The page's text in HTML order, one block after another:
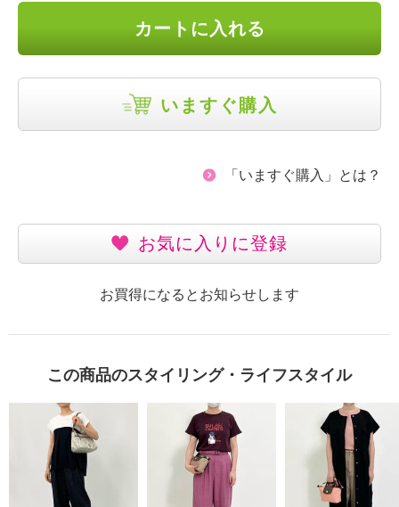
カートに入れる
いますぐ購入
「いますぐ購入」とは？
お気に入りに登録
お買得になるとお知らせします
この商品のスタイリング・ライフスタイル